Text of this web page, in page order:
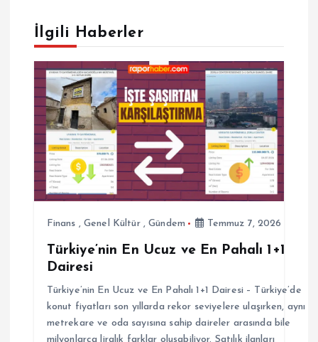
e
z
n
m
İlgili Haberler
Finans ,Genel Kültür,Gündem Temmuz 7, 2026
Türkiye’nin En Ucuz ve En Pahalı 1+1
Dairesi
Türkiye’nin En Ucuz ve En Pahalı 1+1 Dairesi – Türkiye’de
konut fiyatları son yıllarda rekor seviyelere ulaşırken, aynı
metrekare ve oda sayısına sahip daireler arasında bile
milyonlarca liralık farklar oluşabiliyor. Satılık ilanları